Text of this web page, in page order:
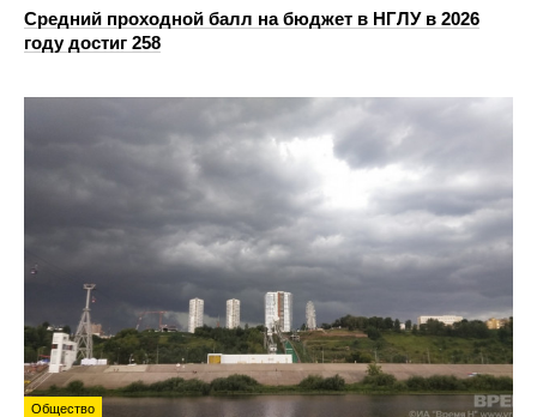
Средний проходной балл на бюджет в НГЛУ в 2026
году достиг 258
Общество